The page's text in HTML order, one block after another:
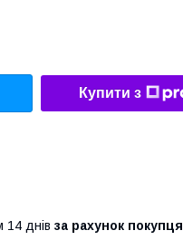
Купити з
14 днів за рахунок покупця